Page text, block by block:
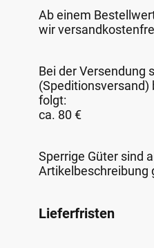
Ab einem
wir
Bei der Versendung
(Speditionsversand)
folgt:
ca. 80 €
Sperrige Güter sind
Artikelbeschreibung
Lieferfristen